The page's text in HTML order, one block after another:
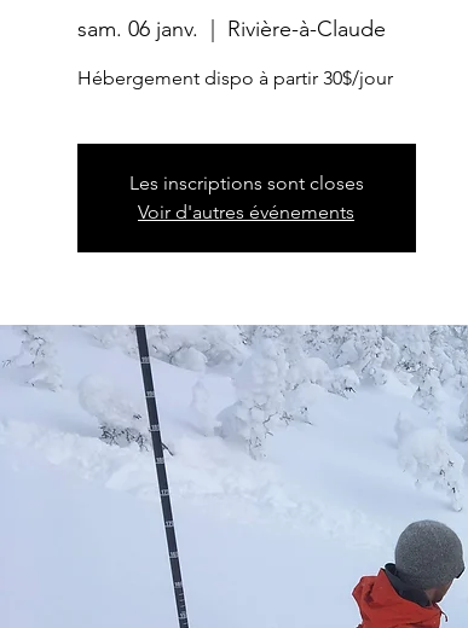
sam. 06 janv. Rivière-à-Claude
Hébergement dispo à partir 30$/jour
Les inscriptions sont closes
Voir d'autres événements